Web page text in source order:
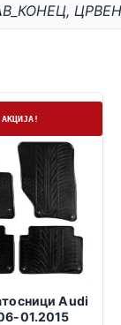
,
АКЦИЈА!
Audi
01.2015